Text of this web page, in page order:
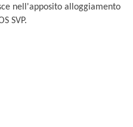
nell'apposito alloggiamento
SVP.